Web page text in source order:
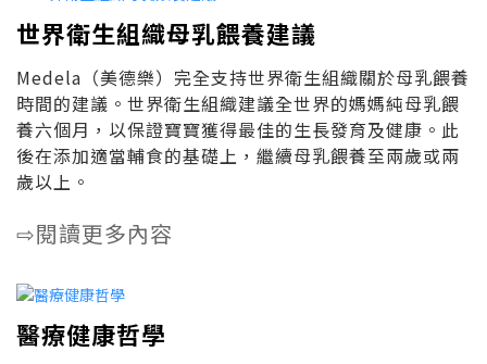
世界衛生組織母乳餵養建議
Medela（美德樂）完全支持世界衛生組織關於母乳餵養
時間的建議。世界衛生組織建議全世界的媽媽純母乳餵
養六個月，以保證寶寶獲得最佳的生長發育及健康。此
後在添加適當輔食的基礎上，繼續母乳餵養至兩歲或兩
歲以上。
⇨閱讀更多內容
醫療健康哲學